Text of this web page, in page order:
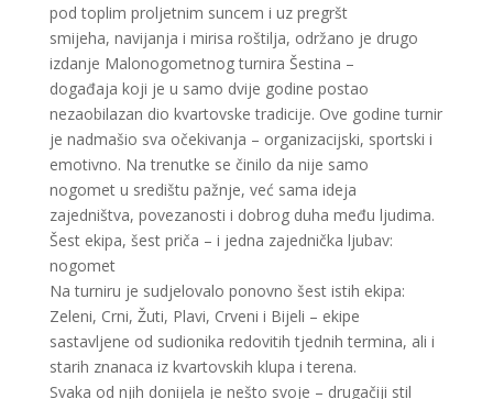
pod toplim proljetnim suncem i uz pregršt
smijeha, navijanja i mirisa roštilja, održano je drugo
izdanje Malonogometnog turnira Šestina –
događaja koji je u samo dvije godine postao
nezaobilazan dio kvartovske tradicije. Ove godine turnir
je nadmašio sva očekivanja – organizacijski, sportski i
emotivno. Na trenutke se činilo da nije samo
nogomet u središtu pažnje, već sama ideja
zajedništva, povezanosti i dobrog duha među ljudima.
Šest ekipa, šest priča – i jedna zajednička ljubav:
nogomet
Na turniru je sudjelovalo ponovno šest istih ekipa:
Zeleni, Crni, Žuti, Plavi, Crveni i Bijeli – ekipe
sastavljene od sudionika redovitih tjednih termina, ali i
starih znanaca iz kvartovskih klupa i terena.
Svaka od njih donijela je nešto svoje – drugačiji stil